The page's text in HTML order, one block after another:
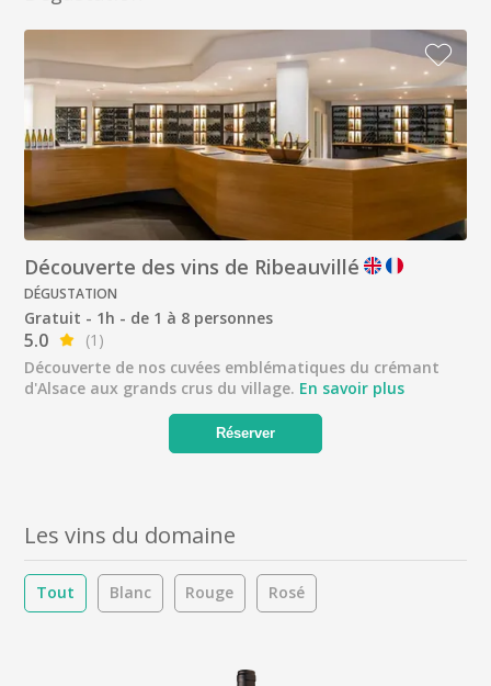
Découverte des vins de Ribeauvillé
DÉGUSTATION
Gratuit - 1h - de 1 à 8 personnes
5.0
(1)
Découverte de nos cuvées emblématiques du crémant
d'Alsace aux grands crus du village. En savoir plus
Réserver
Les vins du domaine
Tout Blanc Rouge Rosé